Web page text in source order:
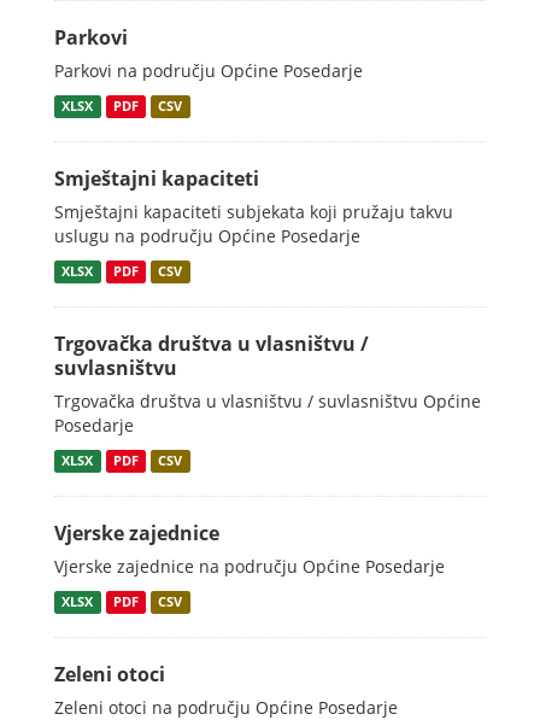
Parkovi
Parkovi na području Općine Posedarje
XLSX PDF CSV
Smještajni kapaciteti
Smještajni kapaciteti subjekata koji pružaju takvu
uslugu na području Općine Posedarje
XLSX PDF CSV
Trgovačka društva u vlasništvu /
suvlasništvu
Trgovačka društva u vlasništvu / suvlasništvu Općine
Posedarje
XLSX PDF CSV
Vjerske zajednice
Vjerske zajednice na području Općine Posedarje
XLSX PDF CSV
Zeleni otoci
Zeleni otoci na području Općine Posedarje